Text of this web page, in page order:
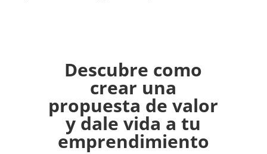
Descubre como
crear una
propuesta de valor
y dale vida a tu
emprendimiento